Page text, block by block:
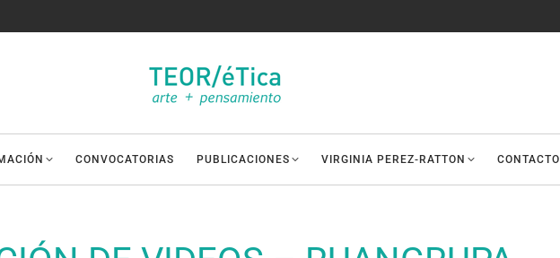
CONVOCATORIAS PUBLICACIONES VIRGINIA PEREZ-RATTON CONTACTO